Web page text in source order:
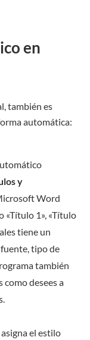
en
también es
automática:
y
Word
«Título 1», «Título
tiene un
tipo de
también
desees a
el estilo